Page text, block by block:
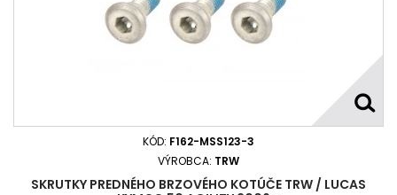
KÓD: F162-MSS123-3
VÝROBCA: TRW
SKRUTKY PREDNÉHO BRZOVÉHO KOTÚČE TRW / LUCAS